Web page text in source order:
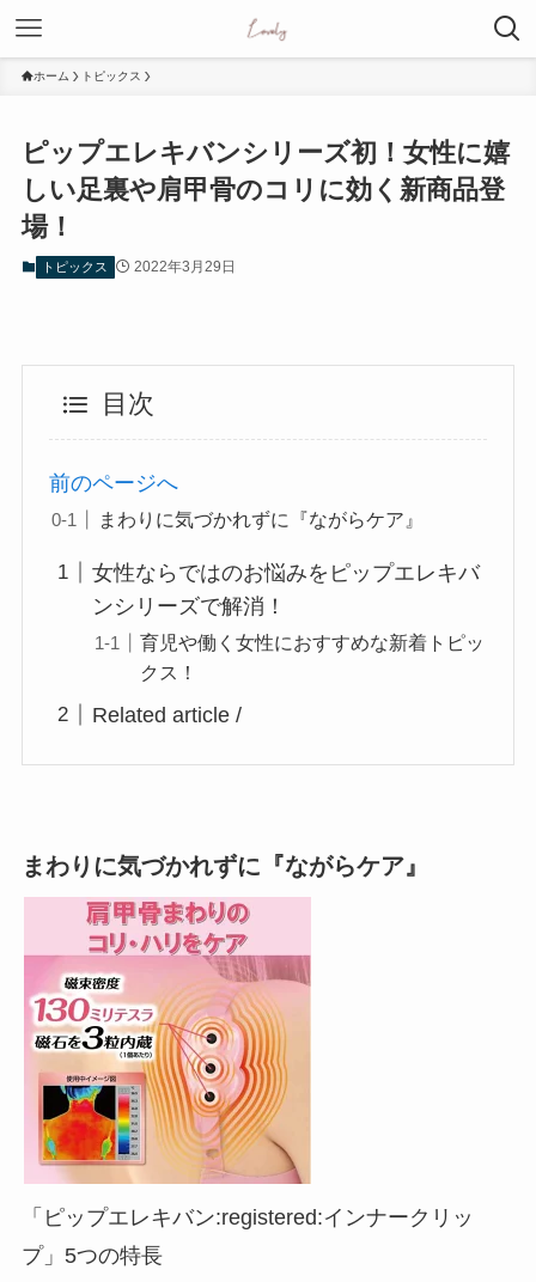
ホーム トピックス
ピップエレキバンシリーズ初！女性に嬉
しい足裏や肩甲骨のコリに効く新商品登
場！
トピックス 2022年3月29日
目次
前のページへ
まわりに気づかれずに『ながらケア』
女性ならではのお悩みをピップエレキバ
ンシリーズで解消！
育児や働く女性におすすめな新着トピッ
クス！
Related article /
まわりに気づかれずに『ながらケア』
「ピップエレキバン:registered:インナークリッ
プ」5つの特長